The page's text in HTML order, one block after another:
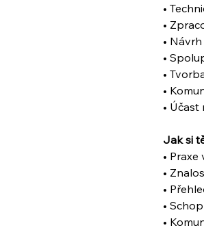
•
•
•
•
•
•
•
Jak si
•
•
•
•
•